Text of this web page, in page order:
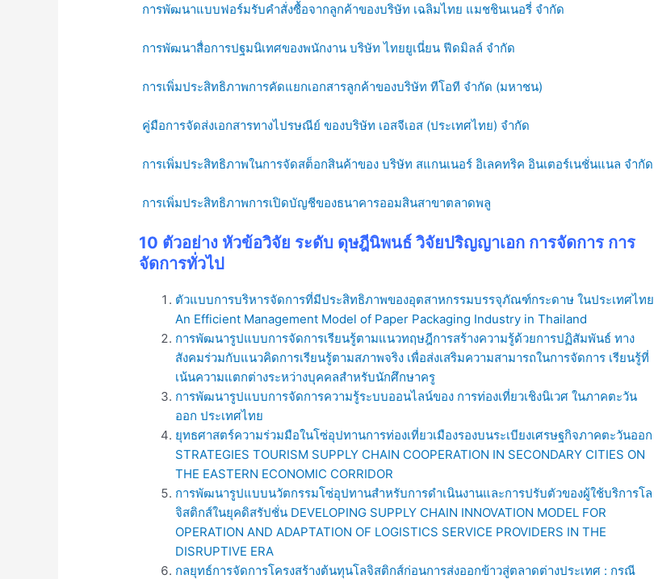
การพัฒนาแบบฟอร์มรับคำสั่งซื้อจากลูกค้าของบริษัท เฉลิมไทย แมชชินเนอรี่ จำกัด
การพัฒนาสื่อการปฐมนิเทศของพนักงาน บริษัท ไทยยูเนี่ยน ฟีดมิลล์ จำกัด
การเพิ่มประสิทธิภาพการคัดแยกเอกสารลูกค้าของบริษัท ทีโอที จำกัด (มหาชน)
คู่มือการจัดส่งเอกสารทางไปรษณีย์ ของบริษัท เอสจีเอส (ประเทศไทย) จำกัด
การเพิ่มประสิทธิภาพในการจัดสต็อกสินค้าของ บริษัท สแกนเนอร์ อิเลคทริค อินเตอร์เนชั่นแนล จำกัด
การเพิ่มประสิทธิภาพการเปิดบัญชีของธนาคารออมสินสาขาตลาดพลู
10 ตัวอย่าง หัวข้อวิจัย ระดับ ดุษฎีนิพนธ์ วิจัยปริญญาเอก การจัดการ การ
จัดการทั่วไป
ตัวแบบการบริหารจัดการที่มีประสิทธิภาพของอุตสาหกรรมบรรจุภัณฑ์กระดาษ ในประเทศไทย
An Efficient Management Model of Paper Packaging Industry in Thailand
การพัฒนารูปแบบการจัดการเรียนรู้ตามแนวทฤษฎีการสร้างความรู้ด้วยการปฏิสัมพันธ์ ทาง
สังคมร่วมกับแนวคิดการเรียนรู้ตามสภาพจริง เพื่อส่งเสริมความสามารถในการจัดการ เรียนรู้ที่
เน้นความแตกต่างระหว่างบุคคลสำหรับนักศึกษาครู
การพัฒนารูปแบบการจัดการความรู้ระบบออนไลน์ของ การท่องเที่ยวเชิงนิเวศ ในภาคตะวัน
ออก ประเทศไทย
ยุทธศาสตร์ความร่วมมือในโซ่อุปทานการท่องเที่ยวเมืองรองบนระเบียงเศรษฐกิจภาคตะวันออก
STRATEGIES TOURISM SUPPLY CHAIN COOPERATION IN SECONDARY CITIES ON
THE EASTERN ECONOMIC CORRIDOR
การพัฒนารูปแบบนวัตกรรมโซ่อุปทานสำหรับการดำเนินงานและการปรับตัวของผู้ใช้บริการโล
จิสติกส์ในยุคดิสรัปชั่น DEVELOPING SUPPLY CHAIN INNOVATION MODEL FOR
OPERATION AND ADAPTATION OF LOGISTICS SERVICE PROVIDERS IN THE
DISRUPTIVE ERA
กลยุทธ์การจัดการโครงสร้างต้นทุนโลจิสติกส์ก่อนการส่งออกข้าวสู่ตลาดต่างประเทศ : กรณี